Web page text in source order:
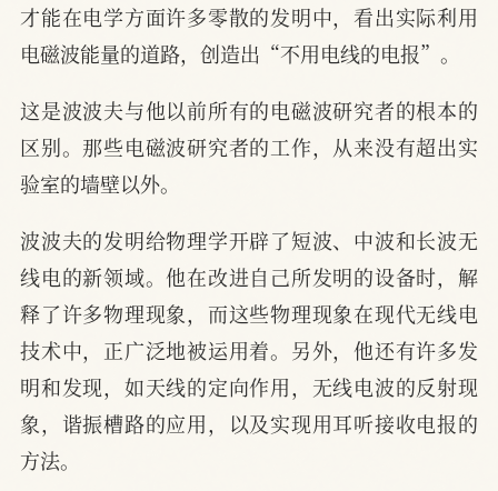
才能在电学方面许多零散的发明中，看出实际利用
电磁波能量的道路，创造出“不用电线的电报”。
这是波波夫与他以前所有的电磁波研究者的根本的
区别。那些电磁波研究者的工作，从来没有超出实
验室的墙壁以外。
波波夫的发明给物理学开辟了短波、中波和长波无
线电的新领域。他在改进自己所发明的设备时，解
释了许多物理现象，而这些物理现象在现代无线电
技术中，正广泛地被运用着。另外，他还有许多发
明和发现，如天线的定向作用，无线电波的反射现
象，谐振槽路的应用，以及实现用耳听接收电报的
方法。